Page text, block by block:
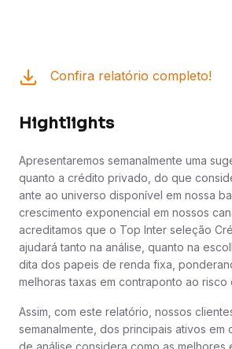
Confira relatório completo!
Hightlights
Apresentaremos semanalmente uma
quanto a crédito privado, do que
ante ao universo disponível em nossa
crescimento exponencial em nossos
acreditamos que o Top Inter seleção
ajudará tanto na análise, quanto na
dita dos papeis de renda fixa,
melhoras taxas em contraponto ao risco
Assim, com este relatório, nossos
semanalmente, dos principais ativos em